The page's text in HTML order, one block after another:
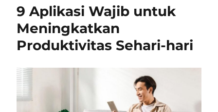
9 Aplikasi Wajib untuk
Meningkatkan
Produktivitas Sehari-hari